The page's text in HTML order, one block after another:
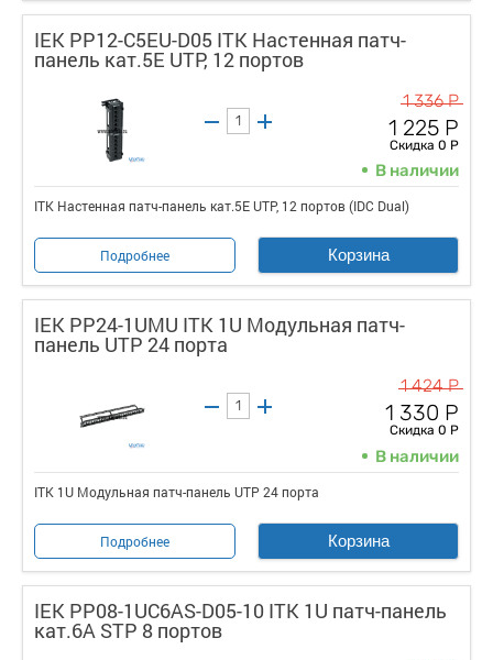
IEK PP12-C5EU-D05 ITK Настенная патч-
панель кат.5Е UTP, 12 портов
1 336 Р
1 225 Р
Скидка 0 Р
В наличии
ITK Настенная патч-панель кат.5Е UTP, 12 портов (IDC Dual)
Подробнее Корзина
IEK PP24-1UMU ITK 1U Модульная патч-
панель UTP 24 порта
1 424 Р
1 330 Р
Скидка 0 Р
В наличии
ITK 1U Модульная патч-панель UTP 24 порта
Подробнее Корзина
IEK PP08-1UC6AS-D05-10 ITK 1U патч-панель
кат.6A STP 8 портов